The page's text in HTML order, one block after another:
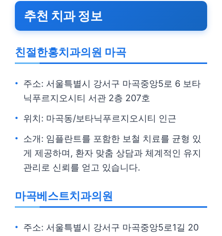
추천 치과 정보
친절한홍치과의원 마곡
주소: 서울특별시 강서구 마곡중앙5로 6 보타
닉푸르지오시티 서관 2층 207호
위치: 마곡동/보타닉푸르지오시티 인근
소개: 임플란트를 포함한 보철 치료를 균형 있
게 제공하며, 환자 맞춤 상담과 체계적인 유지
관리로 신뢰를 얻고 있습니다.
마곡베스트치과의원
주소: 서울특별시 강서구 마곡중앙5로1길 20